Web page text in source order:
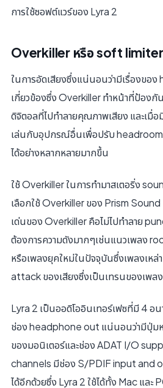
การใช้ซอฟต์แวร์ของ Lyra 2
Overkiller หรือ soft limiter
ในการอัดเสียงซึ่งแน่นอนว่ามีเรื่องของ
เกี่ยวข้องซึ่ง Overkiller ทําหน้าที่ป้องกั
ดิจิตอลที่ไปทําลายคุณภาพเสียง และเมื่
เล่นกับอุปกรณ์อื่นเพื่อปรับ headroom
ได้อย่างหลากหลายมากขึ้น
ใช้ Overkiller ในการทํามาสเตอริ่ง
เลือกใช้ Overkiller ของ Prism
เด่นของ Overkiller คือไม่ไปทําลาย
ต้องการความดังมากๆเช่นแนวเพลง
หรือเพลงยุคใหม่ในปัจจุบันซึ่งเพลงเหล่
attack ของเสียงซึ่งเป็นเทรนของเพล
Lyra 2 เป็นออดิโออินเทอร์เฟซที่มี 4 อ
ช่อง headphone out แน่นอนว่ามีปุ่ม
ของมอนิเตอร์และช่อง ADAT I/O
channels มีช่อง S/PDIF input and
ได้อีกด้วยซึ่ง Lyra 2 ใช้ได้ทั้ง Mac และ